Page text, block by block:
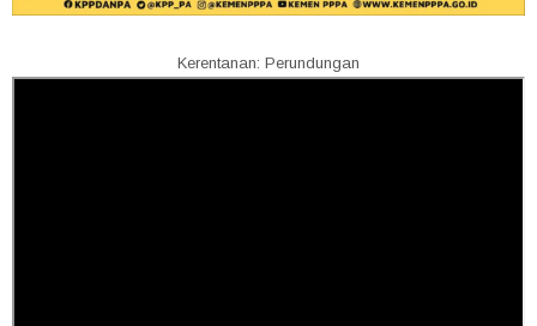
Kerentanan: Perundungan